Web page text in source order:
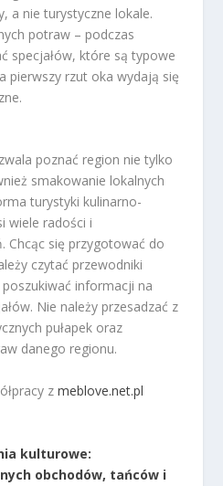
a nie turystyczne lokale.
potraw – podczas
specjałów, które są typowe
pierwszy rzut oka wydają się
poznać region nie tylko
smakowanie lokalnych
turystyki kulinarno-
wiele radości i
Chcąc się przygotować do
czytać przewodniki
informacji na
Nie należy przesadzać z
pułapek oraz
danego regionu.
zmeblove.net.pl
kulturowe:
obchodów, tańców i